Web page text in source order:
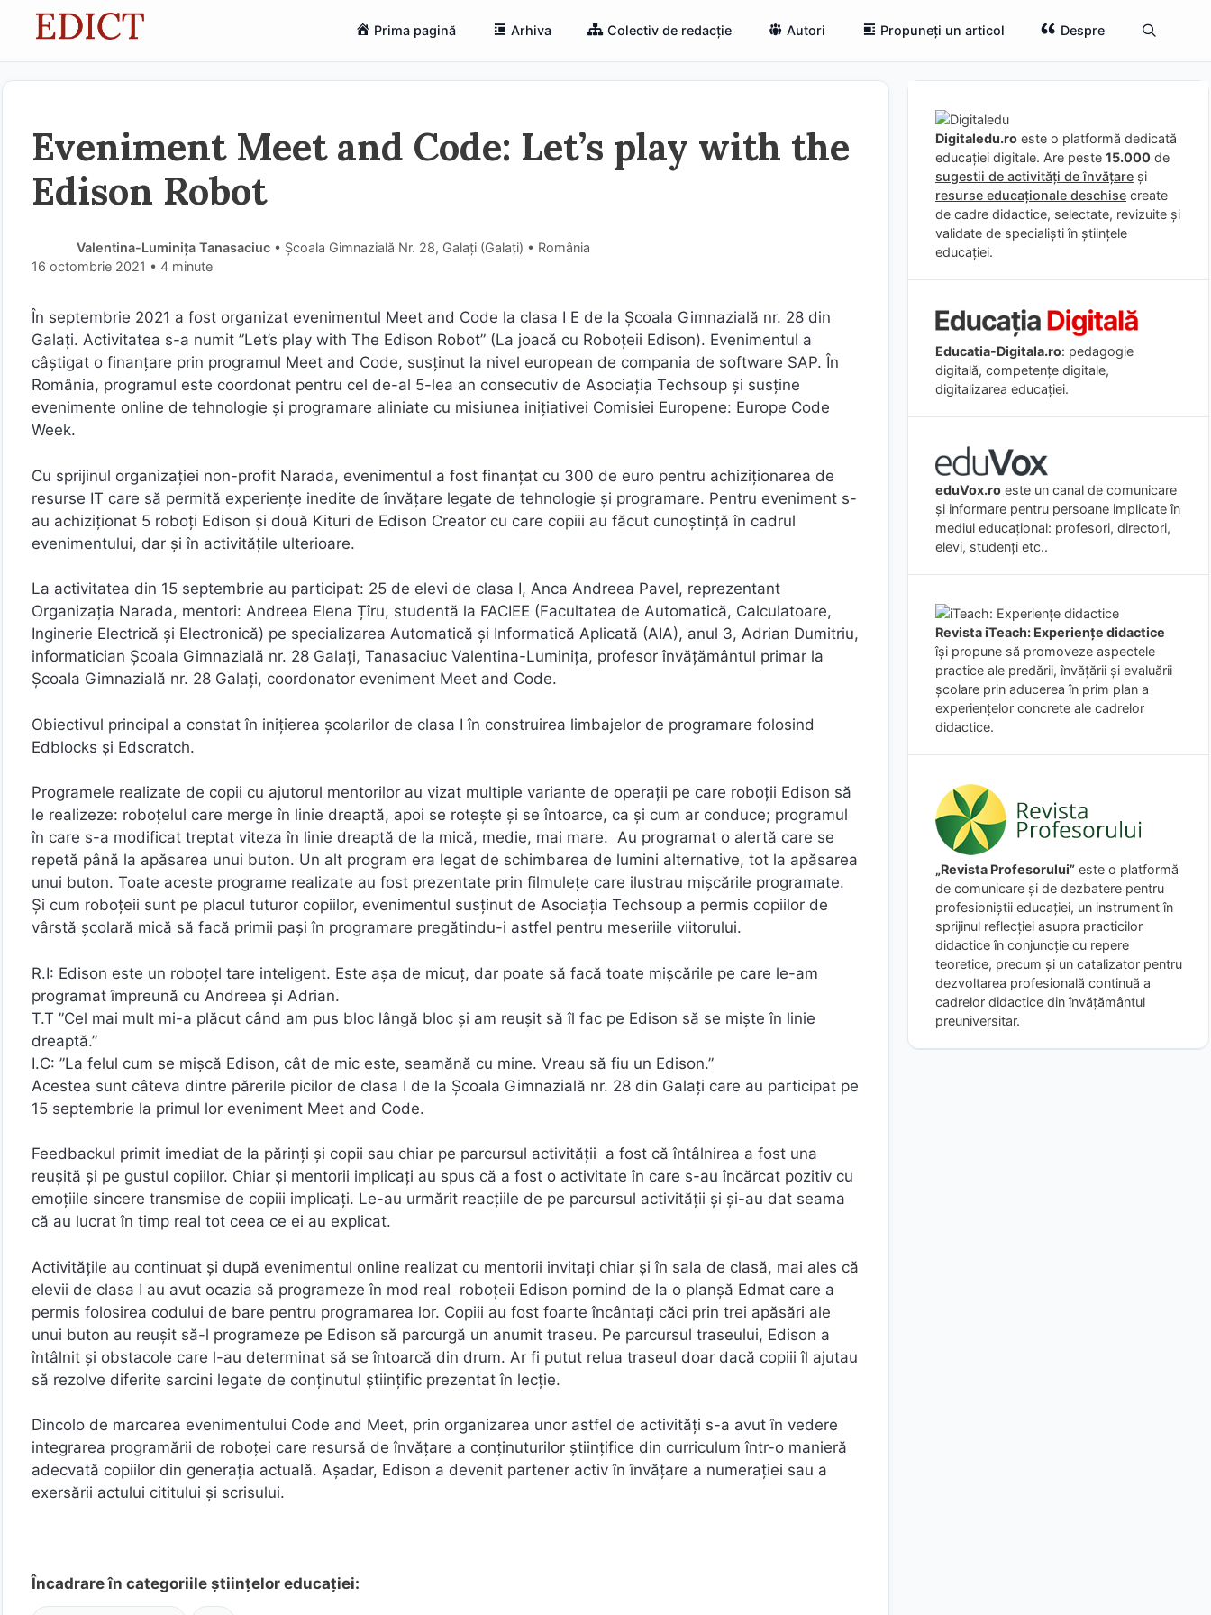
Prima pagină Arhiva Colectiv de redacție Autori Propuneți un articol Despre
Eveniment Meet and Code: Let’s play with the
Edison Robot
Valentina-Luminița Tanasaciuc • Școala Gimnazială Nr. 28, Galați (Galaţi) • România
16 octombrie 2021 • 4 minute
În septembrie 2021 a fost organizat evenimentul Meet and Code la clasa I E de la Școala Gimnazială nr. 28 din
Galați. Activitatea s-a numit ”Let’s play with The Edison Robot” (La joacă cu Roboțeii Edison). Evenimentul a
câștigat o finanțare prin programul Meet and Code, susținut la nivel european de compania de software SAP. În
România, programul este coordonat pentru cel de-al 5-lea an consecutiv de Asociația Techsoup și susține
evenimente online de tehnologie și programare aliniate cu misiunea inițiativei Comisiei Europene: Europe Code
Week.
Cu sprijinul organizației non-profit Narada, evenimentul a fost finanțat cu 300 de euro pentru achiziționarea de
resurse IT care să permită experiențe inedite de învățare legate de tehnologie și programare. Pentru eveniment s-
au achiziționat 5 roboți Edison și două Kituri de Edison Creator cu care copiii au făcut cunoștință în cadrul
evenimentului, dar și în activitățile ulterioare.
La activitatea din 15 septembrie au participat: 25 de elevi de clasa I, Anca Andreea Pavel, reprezentant
Organizația Narada, mentori: Andreea Elena Țîru, studentă la FACIEE (Facultatea de Automatică, Calculatoare,
Inginerie Electrică și Electronică) pe specializarea Automatică și Informatică Aplicată (AIA), anul 3, Adrian Dumitriu,
informatician Școala Gimnazială nr. 28 Galați, Tanasaciuc Valentina-Luminița, profesor învățământul primar la
Școala Gimnazială nr. 28 Galați, coordonator eveniment Meet and Code.
Obiectivul principal a constat în inițierea școlarilor de clasa I în construirea limbajelor de programare folosind
Edblocks și Edscratch.
Programele realizate de copii cu ajutorul mentorilor au vizat multiple variante de operații pe care roboții Edison să
le realizeze: roboțelul care merge în linie dreaptă, apoi se rotește și se întoarce, ca și cum ar conduce; programul
în care s-a modificat treptat viteza în linie dreaptă de la mică, medie, mai mare. Au programat o alertă care se
repetă până la apăsarea unui buton. Un alt program era legat de schimbarea de lumini alternative, tot la apăsarea
unui buton. Toate aceste programe realizate au fost prezentate prin filmulețe care ilustrau mișcările programate.
Și cum roboțeii sunt pe placul tuturor copiilor, evenimentul susținut de Asociația Techsoup a permis copiilor de
vârstă școlară mică să facă primii pași în programare pregătindu-i astfel pentru meseriile viitorului.
R.I: Edison este un roboțel tare inteligent. Este așa de micuț, dar poate să facă toate mișcările pe care le-am
programat împreună cu Andreea și Adrian.
T.T ”Cel mai mult mi-a plăcut când am pus bloc lângă bloc și am reușit să îl fac pe Edison să se miște în linie
dreaptă.”
I.C: ”La felul cum se mișcă Edison, cât de mic este, seamănă cu mine. Vreau să fiu un Edison.”
Acestea sunt câteva dintre părerile picilor de clasa I de la Școala Gimnazială nr. 28 din Galați care au participat pe
15 septembrie la primul lor eveniment Meet and Code.
Feedbackul primit imediat de la părinți și copii sau chiar pe parcursul activității a fost că întâlnirea a fost una
reușită și pe gustul copiilor. Chiar și mentorii implicați au spus că a fost o activitate în care s-au încărcat pozitiv cu
emoțiile sincere transmise de copiii implicați. Le-au urmărit reacțiile de pe parcursul activității și și-au dat seama
că au lucrat în timp real tot ceea ce ei au explicat.
Activitățile au continuat și după evenimentul online realizat cu mentorii invitați chiar și în sala de clasă, mai ales că
elevii de clasa I au avut ocazia să programeze în mod real roboțeii Edison pornind de la o planșă Edmat care a
permis folosirea codului de bare pentru programarea lor. Copiii au fost foarte încântați căci prin trei apăsări ale
unui buton au reușit să-l programeze pe Edison să parcurgă un anumit traseu. Pe parcursul traseului, Edison a
întâlnit și obstacole care l-au determinat să se întoarcă din drum. Ar fi putut relua traseul doar dacă copiii îl ajutau
să rezolve diferite sarcini legate de conținutul științific prezentat în lecție.
Dincolo de marcarea evenimentului Code and Meet, prin organizarea unor astfel de activități s-a avut în vedere
integrarea programării de roboței care resursă de învățare a conținuturilor științifice din curriculum într-o manieră
adecvată copiilor din generația actuală. Așadar, Edison a devenit partener activ în învățare a numerației sau a
exersării actului cititului și scrisului.
Încadrare în categoriile științelor educației:
Digitaledu.ro este o platformă dedicată
educației digitale. Are peste 15.000 de
sugestii de activități de învățare și
resurse educaționale deschise create
de cadre didactice, selectate, revizuite și
validate de specialiști în științele
educației.
Educatia-Digitala.ro: pedagogie
digitală, competențe digitale,
digitalizarea educației.
eduVox.ro este un canal de comunicare
și informare pentru persoane implicate în
mediul educațional: profesori, directori,
elevi, studenți etc..
Revista iTeach: Experienţe didactice
îşi propune să promoveze aspectele
practice ale predării, învăţării şi evaluării
şcolare prin aducerea în prim plan a
experienţelor concrete ale cadrelor
didactice.
„Revista Profesorului” este o platformă
de comunicare și de dezbatere pentru
profesioniștii educației, un instrument în
sprijinul reflecției asupra practicilor
didactice în conjuncție cu repere
teoretice, precum și un catalizator pentru
dezvoltarea profesională continuă a
cadrelor didactice din învățământul
preuniversitar.